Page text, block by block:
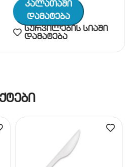
Კალათაში
Დამატება
სურვილების სიაში
დამატება